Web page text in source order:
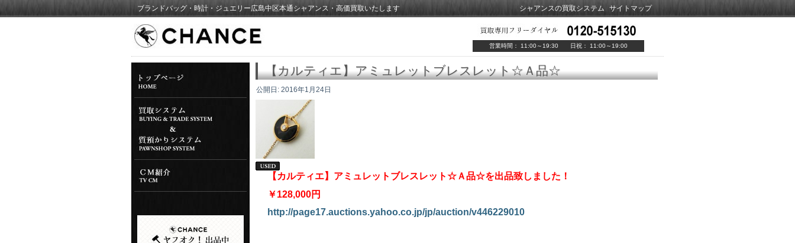
シャアンスの買取システム サイトマップ
ブランドバッグ・時計・ジュエリー広島中区本通シャアンス・高価買取いたします
営業時間： 11:00～19:30 日祝： 11:00～19:00
【カルティエ】アミュレットブレスレット☆Ａ品☆
公開日: 2016年1月24日
【カルティエ】アミュレットブレスレット☆Ａ品☆を出品致しました！
￥128,000円
http://page17.auctions.yahoo.co.jp/jp/auction/v446229010